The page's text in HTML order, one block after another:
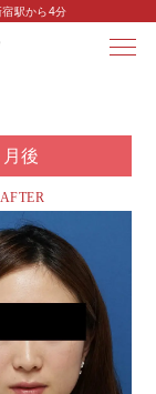
駅から4分
後
AFTER